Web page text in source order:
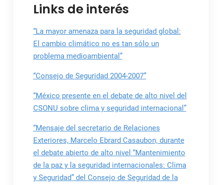
Links de interés
“La mayor amenaza para la seguridad global:
El cambio climático no es tan sólo un
problema medioambiental”
“Consejo de Seguridad 2004-2007”
“México presente en el debate de alto nivel del
CSONU sobre clima y seguridad internacional”
“Mensaje del secretario de Relaciones
Exteriores, Marcelo Ebrard Casaubon, durante
el debate abierto de alto nivel “Mantenimiento
de la paz y la seguridad internacionales: Clima
y Seguridad” del Consejo de Seguridad de la